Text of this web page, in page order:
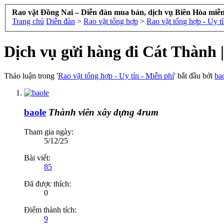
Rao vặt Đồng Nai – Diễn đàn mua bán, dịch vụ Biên Hòa
Trang chủ Diễn đàn > Rao vặt tổng hợp > Rao vặt tổng hợp - Uy
Dịch vụ gửi hàng đi Cát Thành
Thảo luận trong 'Rao vặt tổng hợp - Uy tín - Miễn phí' bắt đầu bởi
baole Thành viên xây dựng 4rum
Tham gia ngày:
5/12/25
Bài viết:
85
Đã được thích:
0
Điểm thành tích:
9